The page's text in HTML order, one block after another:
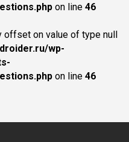
on line 46
offset on value of type null
wp-
on line 46